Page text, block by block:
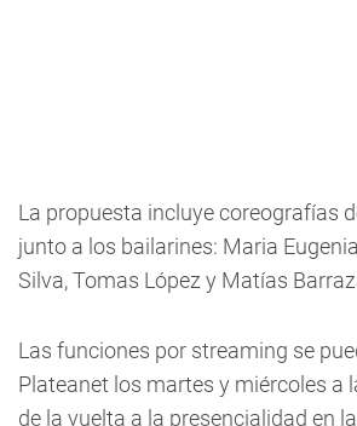
La propuesta incluye coreografías
junto a los bailarines: Maria
Silva, Tomas López y Matías
Las funciones por streaming se
Plateanet los martes y miércoles a
de la vuelta a la presencialidad en